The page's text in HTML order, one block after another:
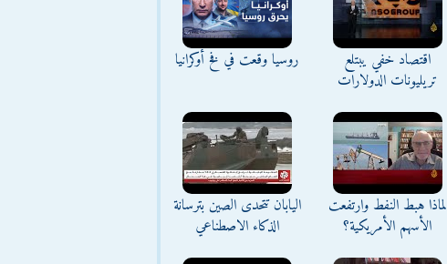
اقتصاد خفي يبتلع
تريليونات الدولارات
روسيا وقعت في فخ أوكرانيا
لماذا هبط النفط وارتفعت
الأسهم الأمريكية؟
اليابان تتحدى الصين بترسانة
الذكاء الاصطناعي